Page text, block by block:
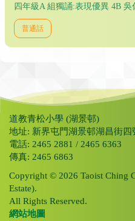
四年級A 組獨誦:表現優異 4B 吳
普通話
道教青松小學 (湖景邨)
地址: 新界屯門湖景邨湖昌街四
電話: 2465 2881 / 2465 6363
傳真: 2465 6863
Copyright © 2026 Taoist Ching
Estate).
All Rights Reserved.
網站地圖